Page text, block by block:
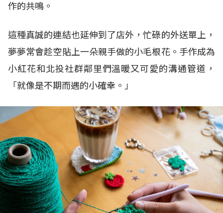
作的共鳴。
這種真誠的連結也延伸到了店外，忙碌的外送單上，
夢夢常會趁空貼上一朵親手做的小毛根花。手作成為
小紅花和北投社群鄰里們溫暖又可愛的溝通管道，
「就像是不期而遇的小確幸。」